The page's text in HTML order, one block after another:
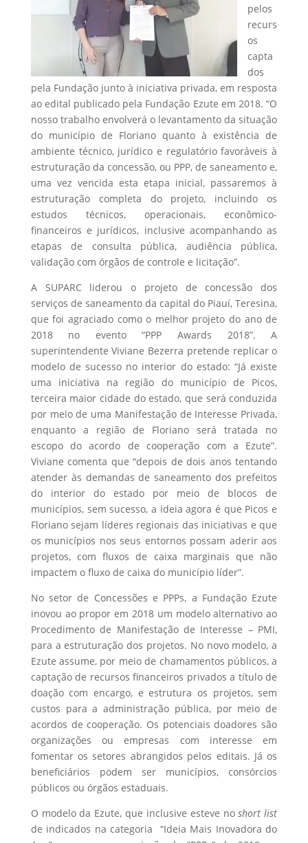
pelos
recurs
os
capta
dos
pela Fundação junto à iniciativa privada, em resposta
ao edital publicado pela Fundação Ezute em 2018. “O
nosso trabalho envolverá o levantamento da situação
do município de Floriano quanto à existência de
ambiente técnico, jurídico e regulatório favoráveis à
estruturação da concessão, ou PPP, de saneamento e,
uma vez vencida esta etapa inicial, passaremos à
estruturação completa do projeto, incluindo os
estudos técnicos, operacionais, econômico-
financeiros e jurídicos, inclusive acompanhando as
etapas de consulta pública, audiência pública,
validação com órgãos de controle e licitação”.
A SUPARC liderou o projeto de concessão dos
serviços de saneamento da capital do Piauí, Teresina,
que foi agraciado como o melhor projeto do ano de
2018 no evento “PPP Awards 2018”. A
superintendente Viviane Bezerra pretende replicar o
modelo de sucesso no interior do estado: “Já existe
uma iniciativa na região do município de Picos,
terceira maior cidade do estado, que será conduzida
por meio de uma Manifestação de Interesse Privada,
enquanto a região de Floriano será tratada no
escopo do acordo de cooperação com a Ezute”.
Viviane comenta que “depois de dois anos tentando
atender às demandas de saneamento dos prefeitos
do interior do estado por meio de blocos de
municípios, sem sucesso, a ideia agora é que Picos e
Floriano sejam líderes regionais das iniciativas e que
os municípios nos seus entornos possam aderir aos
projetos, com fluxos de caixa marginais que não
impactem o fluxo de caixa do município líder”.
No setor de Concessões e PPPs, a Fundação Ezute
inovou ao propor em 2018 um modelo alternativo ao
Procedimento de Manifestação de Interesse – PMI,
para a estruturação dos projetos. No novo modelo, a
Ezute assume, por meio de chamamentos públicos, a
captação de recursos financeiros privados a título de
doação com encargo, e estrutura os projetos, sem
custos para a administração pública, por meio de
acordos de cooperação. Os potenciais doadores são
organizações ou empresas com interesse em
fomentar os setores abrangidos pelos editais. Já os
beneficiários podem ser municípios, consórcios
públicos ou órgãos estaduais.
O modelo da Ezute, que inclusive esteve noshort list
de indicados na categoria “Ideia Mais Inovadora do